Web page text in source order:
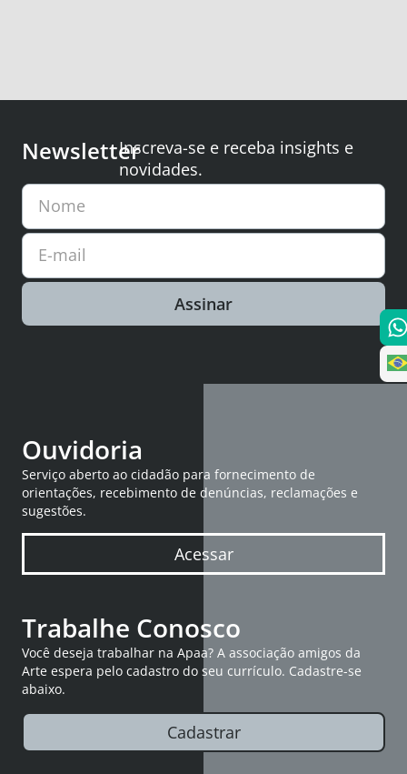
NewsletterInscreva-se e receba insights e
novidades.
Nome
E-mail
Assinar
Ouvidoria
Serviço aberto ao cidadão para fornecimento de
orientações, recebimento de denúncias, reclamações e
sugestões.
Acessar
Trabalhe Conosco
Você deseja trabalhar na Apaa? A associação amigos da
Arte espera pelo cadastro do seu currículo. Cadastre-se
abaixo.
Cadastrar